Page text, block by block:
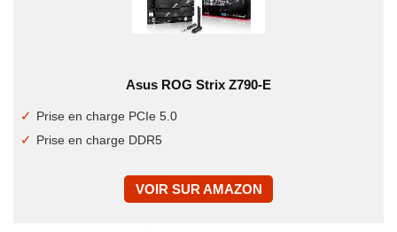
Asus ROG Strix Z790-E
Prise en charge PCIe 5.0
Prise en charge DDR5
VOIR SUR AMAZON